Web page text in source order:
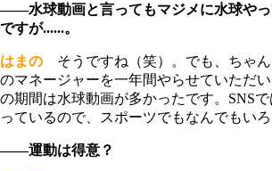
――水球動画と言ってもマジメに水球や
ですが......。
はまの そうですね（笑）。でも、ちゃ
のマネージャーを一年間やらせていただ
の期間は水球動画が多かったです。SNS
っているので、スポーツでもなんでもい
――運動は得意？